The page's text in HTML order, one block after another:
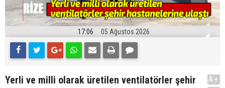
17:06 05 Ağustos 2026
Yerli ve milli olarak üretilen ventilatörler şehir
A+